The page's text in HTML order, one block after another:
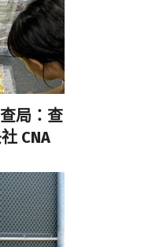
局：查
CNA